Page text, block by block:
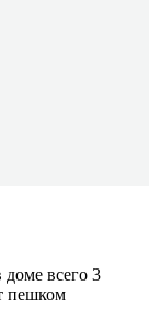
доме всего 3
пешком